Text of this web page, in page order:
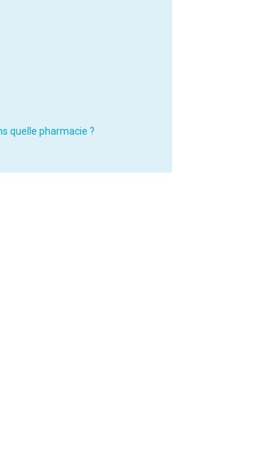
quelle pharmacie ?